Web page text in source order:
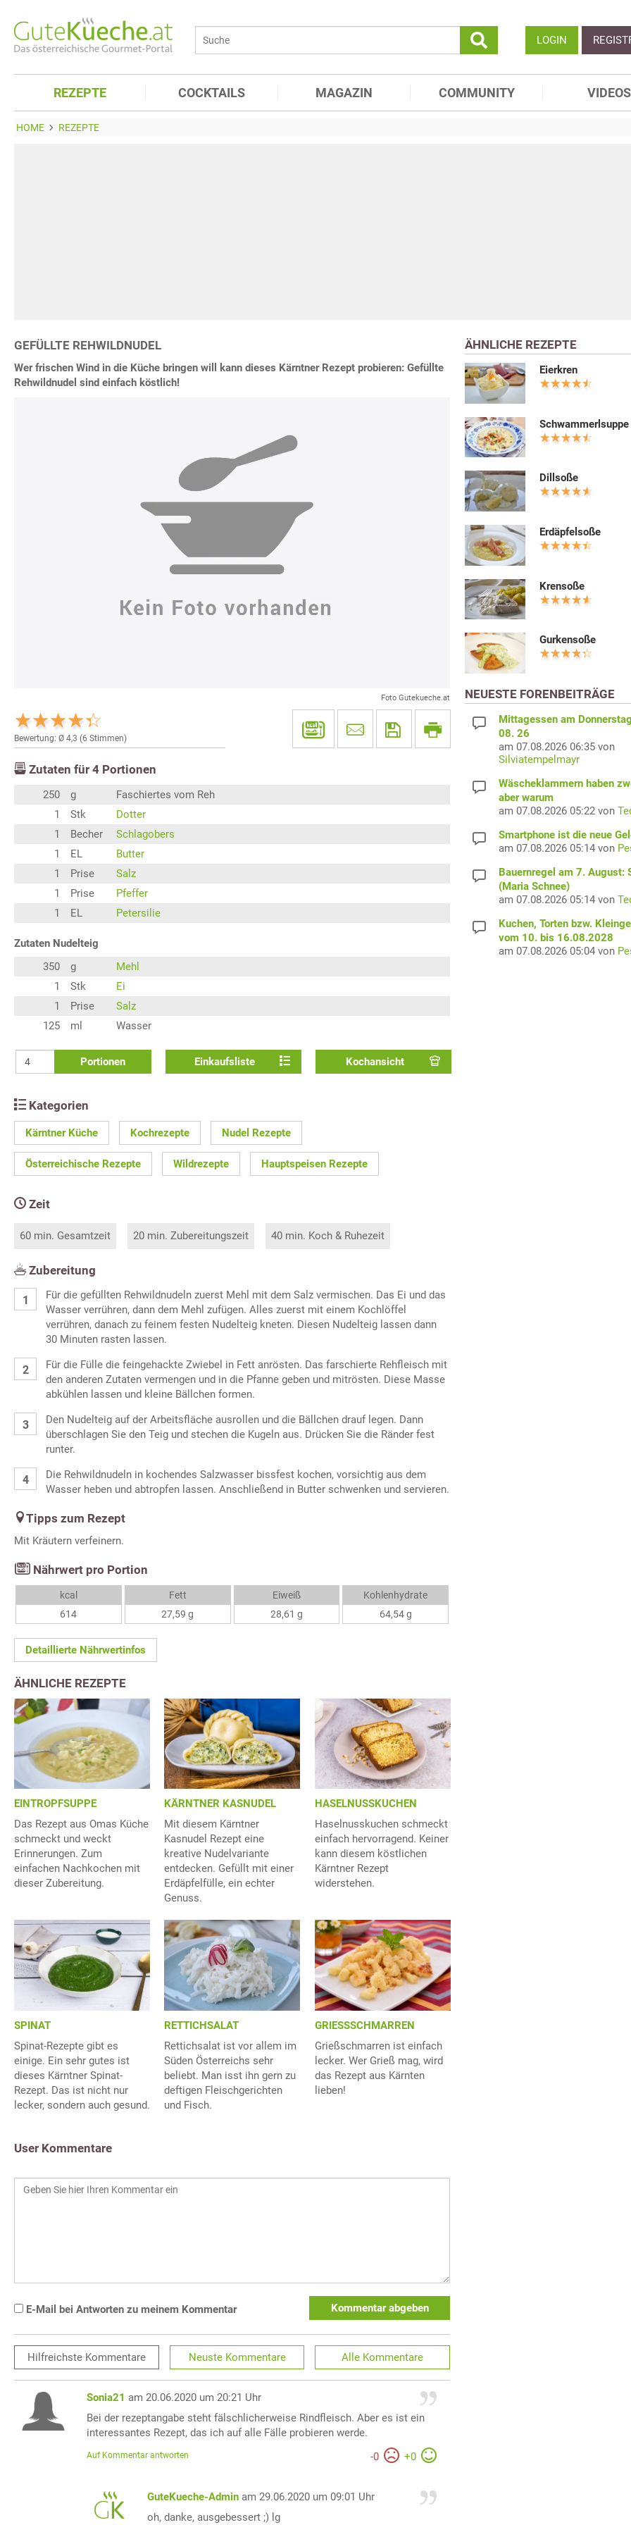
LOGIN
REZEPTE COCKTAILS MAGAZIN COMMUNITY VIDEOS
HOME REZEPTE
GEFÜLLTE REHWILDNUDEL
Wer frischen Wind in die Küche bringen will kann dieses Kärntner Rezept probieren: Gefüllte
Rehwildnudel sind einfach köstlich!
Foto Gutekueche.at
Bewertung: Ø 4,3 (6 Stimmen)
Zutaten für 4 Portionen
250 g
Faschiertes vom Reh
1
Stk
Dotter
1
Becher
Schlagobers
1
EL
Butter
1
Prise
Salz
1
Prise
Pfeffer
1
EL Petersilie
Zutaten Nudelteig
350
g
Mehl
1
Stk
Ei
1
Prise
Salz
125
ml Wasser
Portionen Einkaufsliste Kochansicht
Kategorien
Kärntner Küche Kochrezepte Nudel Rezepte
Österreichische Rezepte Wildrezepte Hauptspeisen Rezepte
Zeit
60 min. Gesamtzeit 20 min. Zubereitungszeit 40 min. Koch & Ruhezeit
Zubereitung
Für die gefüllten Rehwildnudeln zuerst Mehl mit dem Salz vermischen. Das Ei und das
Wasser verrühren, dann dem Mehl zufügen. Alles zuerst mit einem Kochlöffel
verrühren, danach zu feinem festen Nudelteig kneten. Diesen Nudelteig lassen dann
30 Minuten rasten lassen.
Für die Fülle die feingehackte Zwiebel in Fett anrösten. Das farschierte Rehfleisch mit
den anderen Zutaten vermengen und in die Pfanne geben und mitrösten. Diese Masse
abkühlen lassen und kleine Bällchen formen.
Den Nudelteig auf der Arbeitsfläche ausrollen und die Bällchen drauf legen. Dann
überschlagen Sie den Teig und stechen die Kugeln aus. Drücken Sie die Ränder fest
runter.
Die Rehwildnudeln in kochendes Salzwasser bissfest kochen, vorsichtig aus dem
Wasser heben und abtropfen lassen. Anschließend in Butter schwenken und servieren.
Tipps zum Rezept
Mit Kräutern verfeinern.
Nährwert pro Portion
kcal
614
Fett
27,59 g
Eiweiß
28,61 g
Kohlenhydrate
64,54 g
Detaillierte Nährwertinfos
ÄHNLICHE REZEPTE
EINTROPFSUPPE
Das Rezept aus Omas Küche
schmeckt und weckt
Erinnerungen. Zum
einfachen Nachkochen mit
dieser Zubereitung.
KÄRNTNER KASNUDEL
Mit diesem Kärntner
Kasnudel Rezept eine
kreative Nudelvariante
entdecken. Gefüllt mit einer
Erdäpfelfülle, ein echter
Genuss.
HASELNUSSKUCHEN
Haselnusskuchen schmeckt
einfach hervorragend. Keiner
kann diesem köstlichen
Kärntner Rezept
widerstehen.
SPINAT
Spinat-Rezepte gibt es
einige. Ein sehr gutes ist
dieses Kärntner Spinat-
Rezept. Das ist nicht nur
lecker, sondern auch gesund.
RETTICHSALAT
Rettichsalat ist vor allem im
Süden Österreichs sehr
beliebt. Man isst ihn gern zu
deftigen Fleischgerichten
und Fisch.
GRIESSSCHMARREN
Grießschmarren ist einfach
lecker. Wer Grieß mag, wird
das Rezept aus Kärnten
lieben!
User Kommentare
E-Mail bei Antworten zu meinem Kommentar Kommentar abgeben
Hilfreichste Kommentare Neuste Kommentare Alle Kommentare
Sonia21 am 20.06.2020 um 20:21 Uhr
Bei der rezeptangabe steht fälschlicherweise Rindfleisch. Aber es ist ein
interessantes Rezept, das ich auf alle Fälle probieren werde.
-0 +0
Auf Kommentar antworten
GuteKueche-Admin am 29.06.2020 um 09:01 Uhr
oh, danke, ausgebessert ;) lg
ÄHNLICHE REZEPTE
Eierkren
Schwammerlsuppe
Dillsoße
Erdäpfelsoße
Krensoße
Gurkensoße
NEUESTE FORENBEITRÄGE
Mittagessen am
08. 26
am 07.08.2026 06:35 von
Silviatempelmayr
Wäscheklammern haben
aber warum
am 07.08.2026 05:22 von
Smartphone ist die neue
am 07.08.2026 05:14 von
Bauernregel am 7. August:
(Maria Schnee)
am 07.08.2026 05:14 von
Kuchen, Torten bzw.
vom 10. bis 16.08.2028
am 07.08.2026 05:04 von